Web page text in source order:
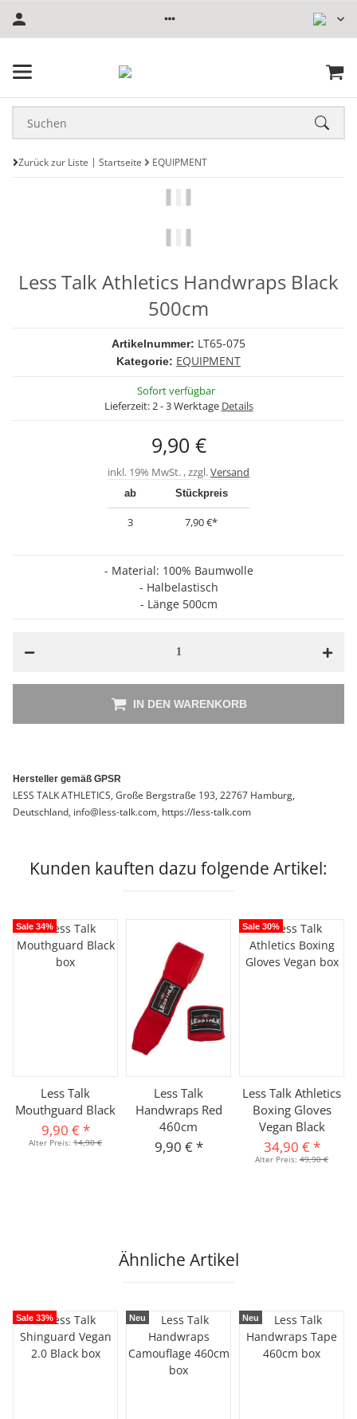
Zurück zur Liste Startseite EQUIPMENT
Less Talk Athletics Handwraps Black
500cm
Artikelnummer: LT65-075
Kategorie: EQUIPMENT
Sofort verfügbar
Lieferzeit:2 - 3 Werktage Details
9,90 €
inkl. 19% MwSt. , zzgl.Versand
ab Stückpreis
3 7,90 €*
- Material: 100% Baumwolle
- Halbelastisch
- Länge 500cm
IN DEN WARENKORB
Hersteller gemäß GPSR
LESS TALK ATHLETICS, Große Bergstraße 193, 22767 Hamburg,
Deutschland, info@less-talk.com, https://less-talk.com
Kunden kauften dazu folgende Artikel:
Sale 34%
Less Talk
Mouthguard Black
9,90 €*
Alter Preis: 14,90 €
Less Talk
Handwraps Red
460cm
9,90 €*
Sale 30%
Less Talk Athletics
Boxing Gloves
Vegan Black
34,90 €*
Alter Preis: 49,90 €
Ähnliche Artikel
Sale 33% Neu Neu